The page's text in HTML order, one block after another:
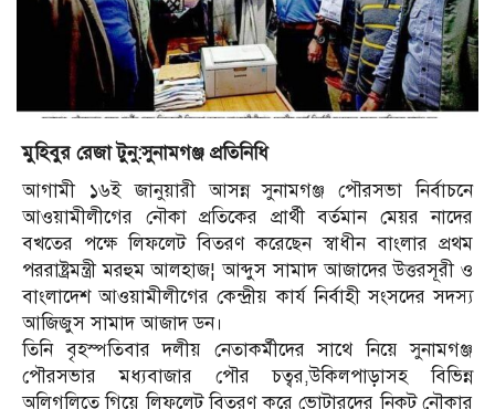
মুহিবুর রেজা টুনু:সুনামগঞ্জ প্রতিনিধি
আগামী ১৬ই জানুয়ারী আসন্ন সুনামগঞ্জ পৌরসভা নির্বাচনে
আওয়ামীলীগের নৌকা প্রতিকের প্রার্থী বর্তমান মেয়র নাদের
বখতের পক্ষে লিফলেট বিতরণ করেছেন স্বাধীন বাংলার প্রথম
পররাষ্ট্রমন্ত্রী মরহুম আলহাজ¦ আব্দুস সামাদ আজাদের উত্তরসূরী ও
বাংলাদেশ আওয়ামীলীগের কেন্দ্রীয় কার্য নির্বাহী সংসদের সদস্য
আজিজুস সামাদ আজাদ ডন।
তিনি বৃহস্পতিবার দলীয় নেতাকর্মীদের সাথে নিয়ে সুনামগঞ্জ
পৌরসভার মধ্যবাজার পৌর চত্বর,উকিলপাড়াসহ বিভিন্ন
অলিগলিতে গিয়ে লিফলেট বিতরণ করে ভোটারদের নিকট নৌকার